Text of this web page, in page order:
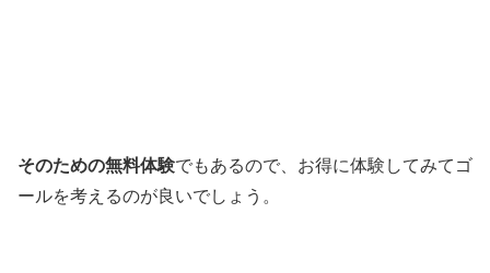
そのための無料体験でもあるので、お得に体験してみてゴ
ールを考えるのが良いでしょう。